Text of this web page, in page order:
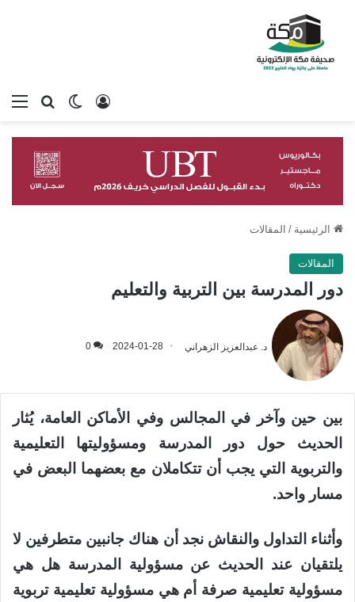
بحثالوضع
تسجيل الدخول
الرئيسية / المقالات
المقالات
دور المدرسة بين التربية والتعليم
د. عبدالعزيز الزهراني 2024-01-28
0
بين حين وآخر في المجالس وفي الأماكن العامة، يُثار
الحديث حول دور المدرسة ومسؤوليتها التعليمية
والتربوية التي يجب أن تتكاملان مع بعضهما البعض في
مسار واحد.
وأثناء التداول والنقاش نجد أن هناك جانبين متطرفين لا
يلتقيان عند الحديث عن مسؤولية المدرسة هل هي
مسؤولية تعليمية صرفة أم هي مسؤولية تعليمية تربوية